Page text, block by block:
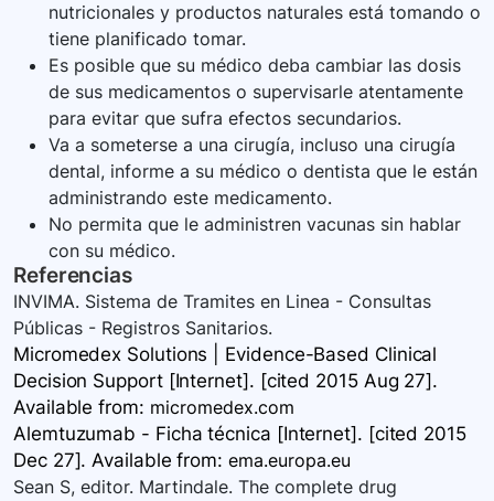
nutricionales y productos naturales está tomando o
tiene planificado tomar.
Es posible que su médico deba cambiar las dosis
de sus medicamentos o supervisarle atentamente
para evitar que sufra efectos secundarios.
Va a someterse a una cirugía, incluso una cirugía
dental, informe a su médico o dentista que le están
administrando este medicamento.
No permita que le administren vacunas sin hablar
con su médico.
Referencias
INVIMA. Sistema de Tramites en Linea - Consultas
Públicas - Registros Sanitarios.
Micromedex Solutions | Evidence-Based Clinical
Decision Support [Internet]. [cited 2015 Aug 27].
Available from: micromedex.com
Alemtuzumab - Ficha técnica [Internet]. [cited 2015
Dec 27]. Available from:ema.europa.eu
Sean S, editor. Martindale. The complete drug